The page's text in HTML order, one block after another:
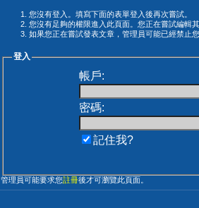
您沒有登入。填寫下面的表單登入後再次嘗試。
您沒有足夠的權限進入此頁面。您正在嘗試編輯
如果您正在嘗試發表文章，管理員可能已經禁止
登入
帳戶:
密碼:
記住我?
管理員可能要求您註冊後才可瀏覽此頁面。